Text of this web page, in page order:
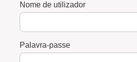
Nome de utilizador
Palavra-passe